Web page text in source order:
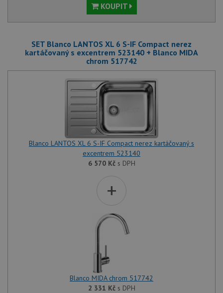
KOUPIT
SET Blanco LANTOS XL 6 S-IF Compact nerez
kartáčovaný s excentrem 523140 + Blanco MIDA
chrom 517742
Blanco LANTOS XL 6 S-IF Compact nerez kartáčovaný s
excentrem 523140
6 570 Kčs DPH
+
Blanco MIDA chrom 517742
2 331 Kčs DPH